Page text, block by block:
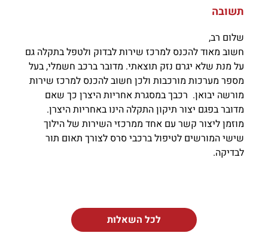
תשובה
שלום רב,
חשוב מאוד להכנס למרכז שירות לבדוק ולטפל בתקלה גם
על מנת שלא יגרם נזק תוצאתי. מדובר ברכב חשמלי, בעל
מספר מערכות מורכבות ולכן חשוב להכנס למרכז שירות
מורשה יבואן. רכבך במסגרת אחריות היצרן כך שאם
מדובר בפגם יצור תיקון התקלה הינו באחריות היצרן.
מוזמן ליצור קשר עם אחד ממרכזי השירות של הילוך
שישי המורשים לטיפול ברכבי סרס לצורך תאום תור
לבדיקה.
לכל השאלות